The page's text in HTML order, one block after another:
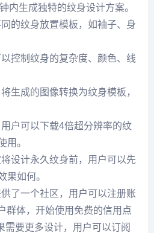
内生成独特的纹身设计方案。
的纹身放置模板，如袖子、身
控制纹身的复杂度、颜色、线
生成的图像转换为纹身模板，
户可以下载4倍超分辨率的纹
用。
设计永久纹身前，用户可以先
果如何。
了一个社区，用户可以注册账
群体，开始使用免费的信用点
需要更多设计，用户可以订阅